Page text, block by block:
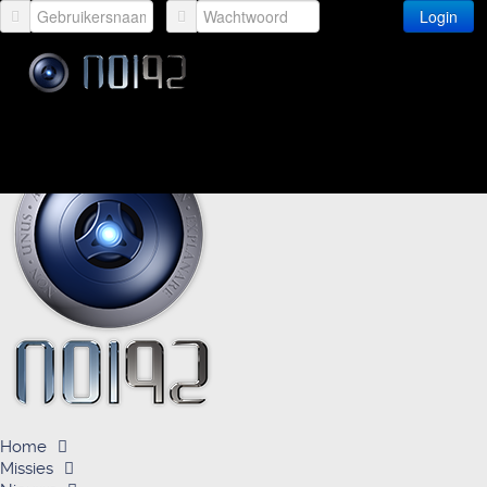
Login
Home
Missies